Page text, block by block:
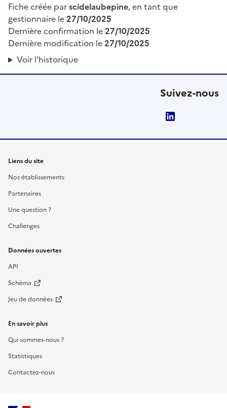
Fiche créée parscidelaubepine, en tant que
gestionnaire le27/10/2025
Dernière confirmation le27/10/2025
Dernière modification le27/10/2025
Voir l'historique
Suivez-nous
Liens du site
Nos établissements
Partenaires
Une question ?
Challenges
Données ouvertes
API
Schéma
Jeu de données
En savoir plus
Qui sommes-nous ?
Statistiques
Contactez-nous